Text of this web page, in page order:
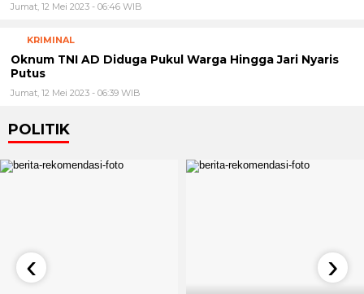
Jumat, 12 Mei 2023 - 06:46 WIB
KRIMINAL
Oknum TNI AD Diduga Pukul Warga Hingga Jari Nyaris
Putus
Jumat, 12 Mei 2023 - 06:39 WIB
POLITIK
‹ ›